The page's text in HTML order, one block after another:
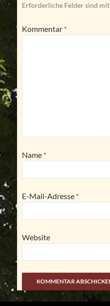
Erforderliche Felder sind mit
Kommentar *
Name *
E-Mail-Adresse *
Website